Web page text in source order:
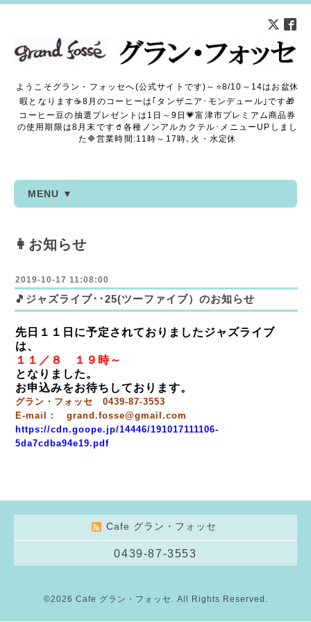
ようこそグラン・フォッセへ(公式サイトです)～⭐8/10～14はお盆休
暇となります☕8月のコーヒーは｢タンザニア･モンデュール｣です🎁
コーヒー豆の抽選プレゼントは1日～9日💗富津市プレミアム商品券
の使用期限は8月末です🥤各種ノンアルカクテル･メニューUPしまし
た🔷営業時間:11時～17時､火・水定休
MENU ▼
👩お知らせ
2019-10-17 11:08:00
🎵ジャズライブ･･25(ツーファイブ）のお知らせ
先日１１日に予定されておりましたジャズライブ
は、
１１／８ １９時～
となりました。
お申込みをお待ちしております。
グラン・フォッセ 0439-87-3553
E-mail： grand.fosse@gmail.com
https://cdn.goope.jp/14446/191017111106-
5da7cdba94e19.pdf
Cafe グラン・フォッセ
0439-87-3553
©2026 Cafe グラン・フォッセ . All Rights Reserved.